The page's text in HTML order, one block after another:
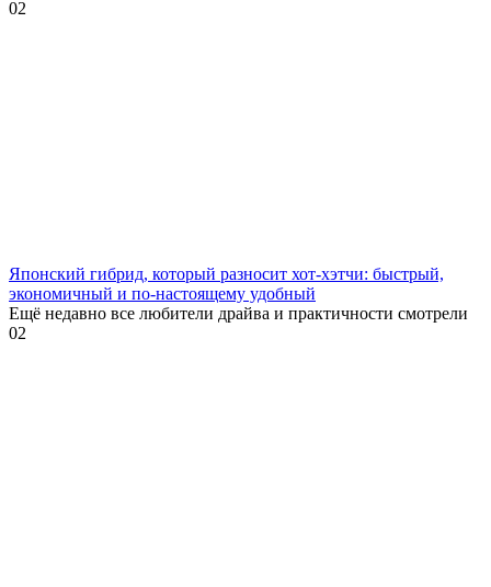
02
Японский гибрид, который разносит хот-хэтчи: быстрый,
экономичный и по-настоящему удобный
Ещё недавно все любители драйва и практичности смотрели
02